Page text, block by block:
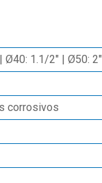
1.1/2" | Ø50: 2"
corrosivos